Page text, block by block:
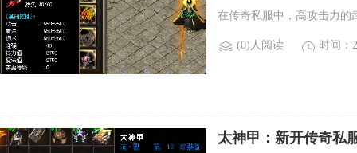
在传奇私服中，高攻击力的
(0)人阅读 时间：
太神甲：新开传奇私